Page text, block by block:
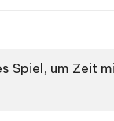
um Zeit